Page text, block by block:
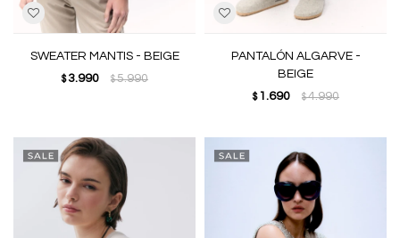
SWEATER MANTIS - BEIGE
$ 3.990 $5.990
PANTALÓN ALGARVE -
BEIGE
$ 1.690 $4.990